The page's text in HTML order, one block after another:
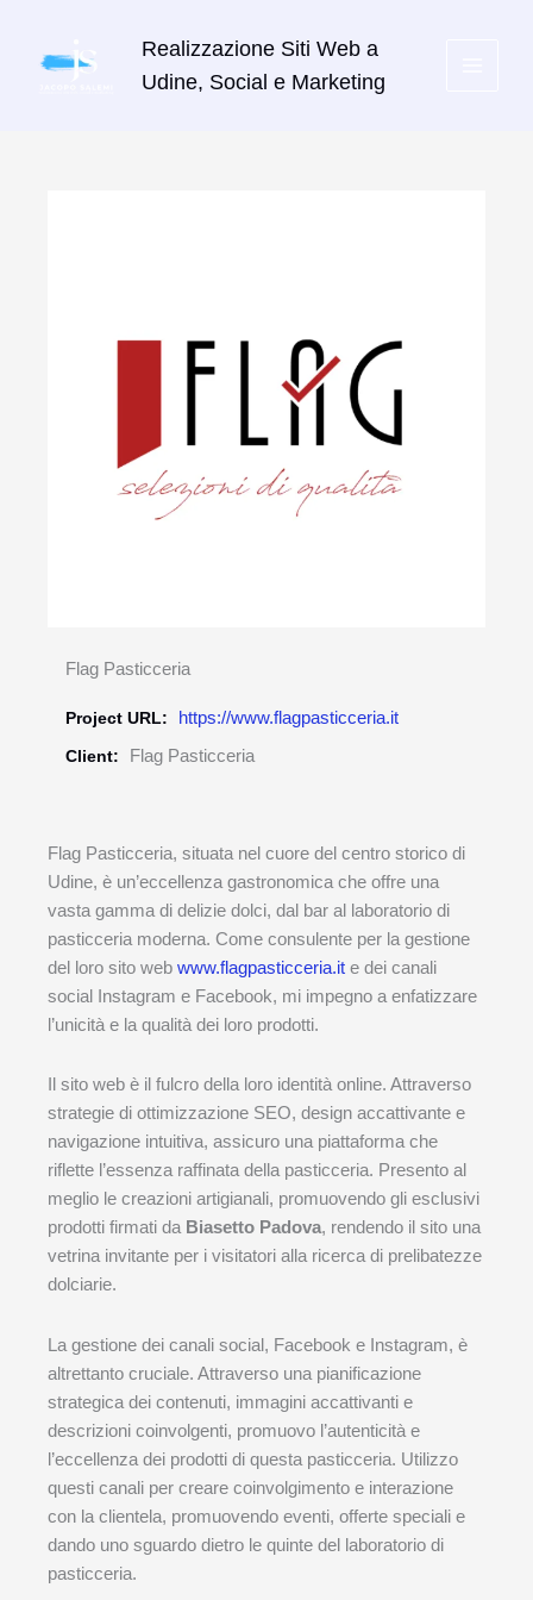
contenuto
Realizzazione Siti Web a
Udine, Social e Marketing
Flag Pasticceria
Project URL: https://www.flagpasticceria.it
Client: Flag Pasticceria
Flag Pasticceria, situata nel cuore del centro storico di
Udine, è un’eccellenza gastronomica che offre una
vasta gamma di delizie dolci, dal bar al laboratorio di
pasticceria moderna. Come consulente per la gestione
del loro sito webwww.flagpasticceria.it e dei canali
social Instagram e Facebook, mi impegno a enfatizzare
l’unicità e la qualità dei loro prodotti.
Il sito web è il fulcro della loro identità online. Attraverso
strategie di ottimizzazione SEO, design accattivante e
navigazione intuitiva, assicuro una piattaforma che
riflette l’essenza raffinata della pasticceria. Presento al
meglio le creazioni artigianali, promuovendo gli esclusivi
prodotti firmati da Biasetto Padova, rendendo il sito una
vetrina invitante per i visitatori alla ricerca di prelibatezze
dolciarie.
La gestione dei canali social, Facebook e Instagram, è
altrettanto cruciale. Attraverso una pianificazione
strategica dei contenuti, immagini accattivanti e
descrizioni coinvolgenti, promuovo l’autenticità e
l’eccellenza dei prodotti di questa pasticceria. Utilizzo
questi canali per creare coinvolgimento e interazione
con la clientela, promuovendo eventi, offerte speciali e
dando uno sguardo dietro le quinte del laboratorio di
pasticceria.